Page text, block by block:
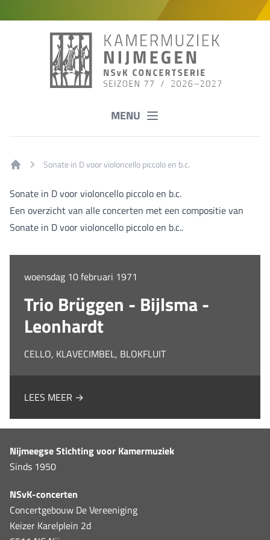
MENU
Sonate in D voor violoncello piccolo en b.c.
Sonate in D voor violoncello piccolo en b.c.
Een overzicht van alle concerten met een compositie van
Sonate in D voor violoncello piccolo en b.c..
woensdag 10 februari 1971
Trio Brüggen - Bijlsma -
Leonhardt
CELLO, KLAVECIMBEL, BLOKFLUIT
LEES MEER →
Nijmeegse Stichting voor Kamermuziek
Sinds 1950
NSvK-concerten
Concertgebouw De Vereeniging
Keizer Karelplein 2d